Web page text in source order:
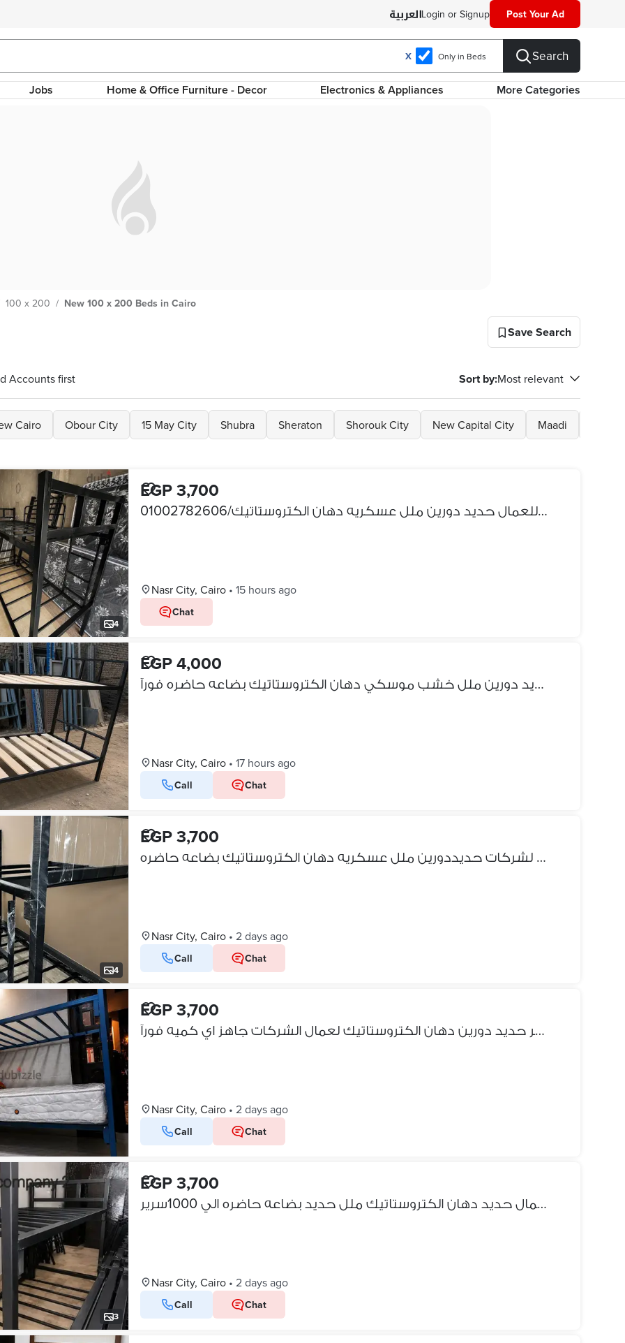
Login or Signup Post Your Ad
X Only in Beds Search
Jobs Home & Office Furniture - Decor Electronics & Appliances More Categories
100 x 200 / New 100 x 200 Beds in Cairo
Save Search
Accounts first Sort by:Most relevant
Cairo Obour City 15 May City Shubra Sheraton Shorouk City New Capital City Maadi
4
EGP 3,700
سراير للعمال حديد دورين ملل عسكريه دهان الكتروستاتيك/01002782606
Nasr City, Cairo • 15 hours ago
Chat
EGP 4,000
سراير حديد دورين ملل خشب موسكي دهان الكتروستاتيك بضاعه حاضره فورآ
Nasr City, Cairo • 17 hours ago
Call Chat
4
EGP 3,700
سراير لعمال لشركات حديددورين ملل عسكريه دهان الكتروستاتيك بضاعه حاضره
Nasr City, Cairo • 2 days ago
Call Chat
EGP 3,700
سراير حديد دورين دهان الكتروستاتيك لعمال الشركات جاهز اي كميه فورآ
Nasr City, Cairo • 2 days ago
Call Chat
3
EGP 3,700
سراير للعمال حديد دهان الكتروستاتيك ملل حديد بضاعه حاضره الي 1000سرير
Nasr City, Cairo • 2 days ago
Call Chat